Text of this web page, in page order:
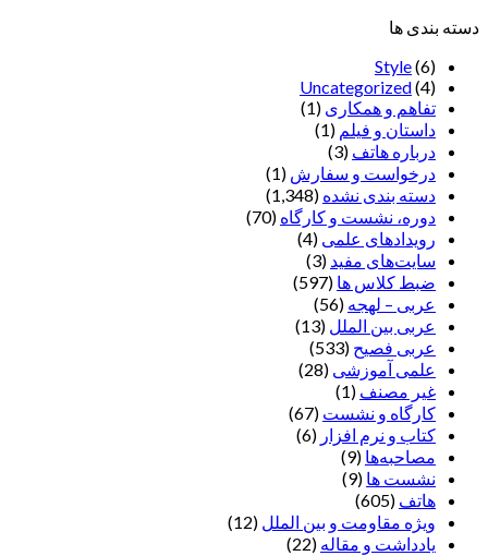
دسته بندی ها
Style(6)
Uncategorized(4)
تفاهم و همکاری (1)
داستان و فیلم (1)
درباره هاتف (3)
درخواست و سفارش (1)
دسته بندی نشده (1,348)
دوره، نشست و کارگاه (70)
رویدادهای علمی (4)
سایت‌های مفید (3)
ضبط کلاس ها (597)
عربی – لهجه (56)
عربی بین الملل (13)
عربی فصیح (533)
علمی آموزشی (28)
غير مصنف (1)
کارگاه و نشست (67)
کتاب و نرم افزار (6)
مصاحبه‌ها (9)
نشست ها (9)
هاتف (605)
ویژه مقاومت و بین الملل (12)
یادداشت‌ و مقاله (22)